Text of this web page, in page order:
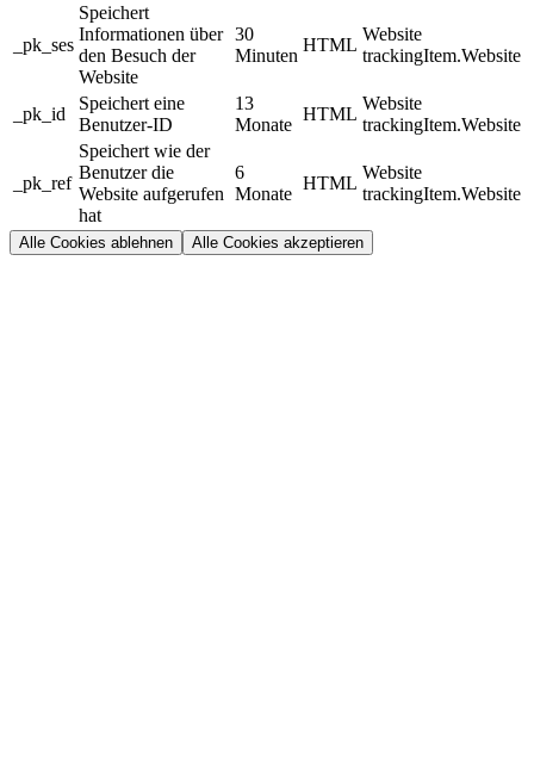
_pk_ses
Speichert
Informationen über
den Besuch der
Website
30
Minuten
HTML
Website
trackingItem.Website
_pk_id
Speichert eine
Benutzer-ID
13
Monate
HTML
Website
trackingItem.Website
_pk_ref
Speichert wie der
Benutzer die
Website aufgerufen
hat
6
Monate
HTML
Website
trackingItem.Website
Alle Cookies ablehnen Alle Cookies akzeptieren